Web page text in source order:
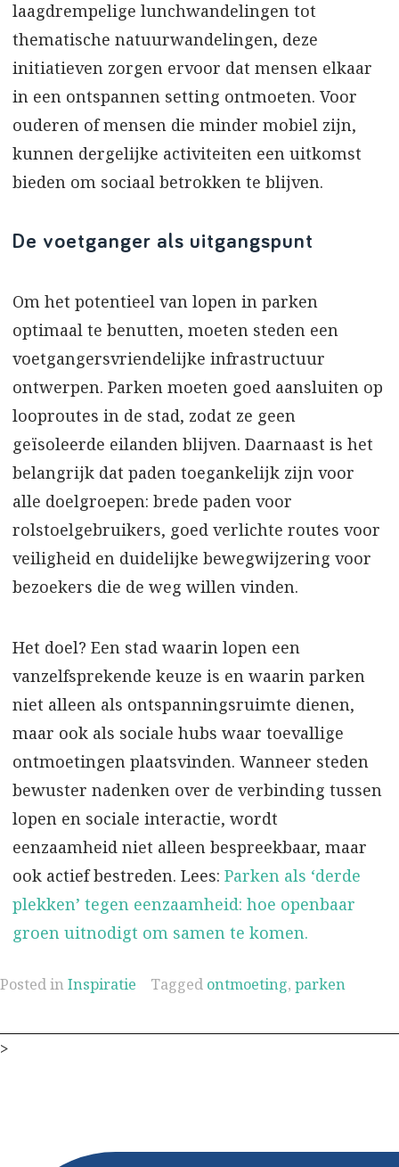
laagdrempelige lunchwandelingen tot
thematische natuurwandelingen, deze
initiatieven zorgen ervoor dat mensen elkaar
in een ontspannen setting ontmoeten. Voor
ouderen of mensen die minder mobiel zijn,
kunnen dergelijke activiteiten een uitkomst
bieden om sociaal betrokken te blijven.
De voetganger als uitgangspunt
Om het potentieel van lopen in parken
optimaal te benutten, moeten steden een
voetgangersvriendelijke infrastructuur
ontwerpen. Parken moeten goed aansluiten op
looproutes in de stad, zodat ze geen
geïsoleerde eilanden blijven. Daarnaast is het
belangrijk dat paden toegankelijk zijn voor
alle doelgroepen: brede paden voor
rolstoelgebruikers, goed verlichte routes voor
veiligheid en duidelijke bewegwijzering voor
bezoekers die de weg willen vinden.
Het doel? Een stad waarin lopen een
vanzelfsprekende keuze is en waarin parken
niet alleen als ontspanningsruimte dienen,
maar ook als sociale hubs waar toevallige
ontmoetingen plaatsvinden. Wanneer steden
bewuster nadenken over de verbinding tussen
lopen en sociale interactie, wordt
eenzaamheid niet alleen bespreekbaar, maar
ook actief bestreden. Lees: Parken als ‘derde
plekken’ tegen eenzaamheid: hoe openbaar
groen uitnodigt om samen te komen.
Posted in Inspiratie Tagged ontmoeting,parken
>